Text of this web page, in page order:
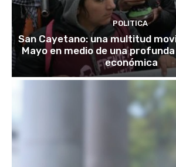
POLITICA
San Cayetano: una multitud
Mayo en medio de una
económica